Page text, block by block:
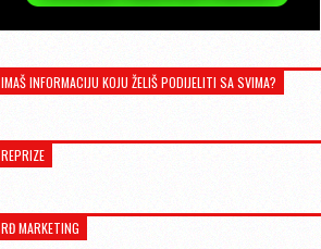
IMAŠ INFORMACIJU KOJU ŽELIŠ PODIJELITI SA SVIMA?
REPRIZE
RĐ MARKETING